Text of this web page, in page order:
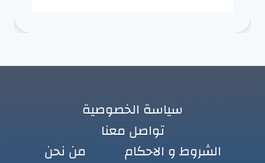
سياسة الخصوصية
تواصل معنا
الشروط و الاحكام
من نحن